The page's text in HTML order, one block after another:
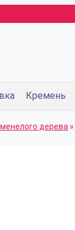
Кремень
дерева »